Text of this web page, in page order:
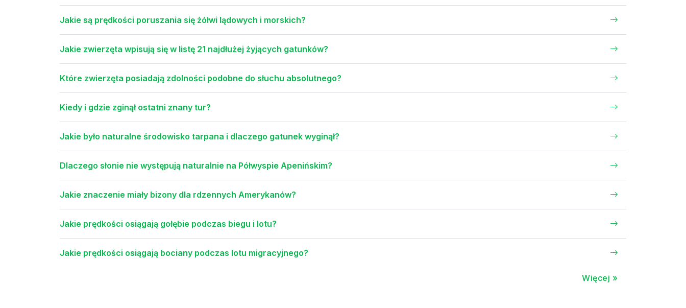
Jakie są prędkości poruszania się żółwi lądowych i morskich?
Jakie zwierzęta wpisują się w listę 21 najdłużej żyjących gatunków?
Które zwierzęta posiadają zdolności podobne do słuchu absolutnego?
Kiedy i gdzie zginął ostatni znany tur?
Jakie było naturalne środowisko tarpana i dlaczego gatunek wyginął?
Dlaczego słonie nie występują naturalnie na Półwyspie Apenińskim?
Jakie znaczenie miały bizony dla rdzennych Amerykanów?
Jakie prędkości osiągają gołębie podczas biegu i lotu?
Jakie prędkości osiągają bociany podczas lotu migracyjnego?
Więcej »